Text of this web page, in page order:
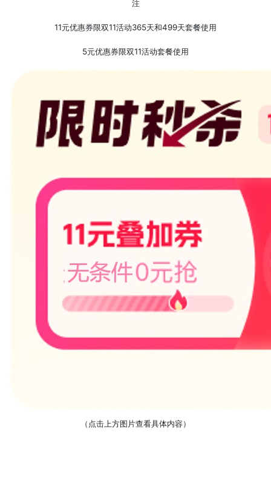
注
11元优惠券限双11活动365天和499天套餐使用
5元优惠券限双11活动套餐使用
（点击上方图片查看具体内容）